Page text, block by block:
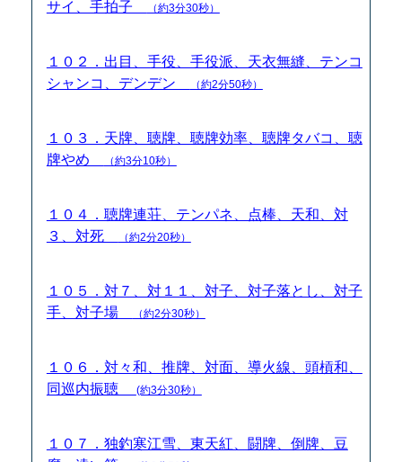
サイ、手拍子
（約3分30秒）
１０２．出目、手役、手役派、天衣無縫、テンコ
シャンコ、デンデン
（約2分50秒）
１０３．天牌、聴牌、聴牌効率、聴牌タバコ、聴
牌やめ
（約3分10秒）
１０４．聴牌連荘、テンパネ、点棒、天和、対
３、対死
（約2分20秒）
１０５．対７、対１１、対子、対子落とし、対子
手、対子場
（約2分30秒）
１０６．対々和、推牌、対面、導火線、頭槓和、
同巡内振聴
(約3分30秒）
１０７．独釣寒江雪、東天紅、闘牌、倒牌、豆